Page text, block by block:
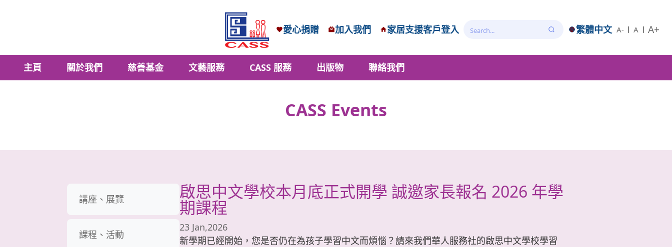
愛心捐贈 加入我們 家居支援客戶登入 繁體中文 A- A A+
主頁 關於我們 慈善基金 文藝服務 CASS 服務 出版物 聯絡我們
CASS Events
講座、展覽
課程、活動
啟思中文學校本月底正式開學 誠邀家長報名 2026 年學
期課程
23 Jan,2026
新學期已經開始，您是否仍在為孩子學習中文而煩惱？請來我們華人服務社的啟思中文學校學習